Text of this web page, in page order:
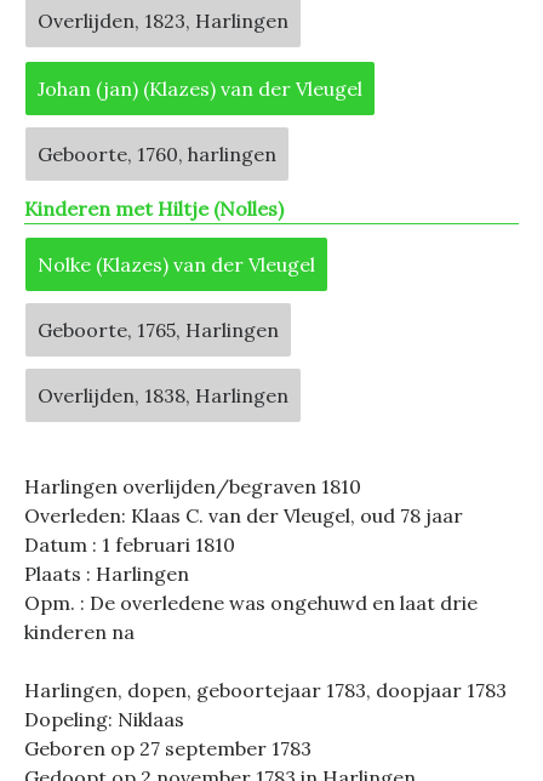
Overlijden, 1823, Harlingen
Johan (jan) (Klazes) van der Vleugel
Geboorte, 1760, harlingen
Kinderen met Hiltje (Nolles)
Nolke (Klazes) van der Vleugel
Geboorte, 1765, Harlingen
Overlijden, 1838, Harlingen
Harlingen overlijden/begraven 1810
Overleden: Klaas C. van der Vleugel, oud 78 jaar
Datum : 1 februari 1810
Plaats : Harlingen
Opm. : De overledene was ongehuwd en laat drie
kinderen na
Harlingen, dopen, geboortejaar 1783, doopjaar 1783
Dopeling: Niklaas
Geboren op 27 september 1783